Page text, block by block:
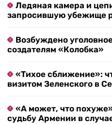
Ледяная камера и
запросившую убежище
Возбуждено
создателям «Колобка»
«Тихое сближение»:
визитом Зеленского в
«А может, что
судьбу Армении в